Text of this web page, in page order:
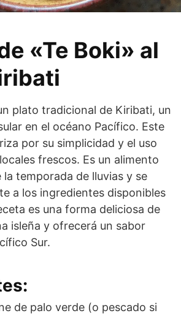
«Te Boki» al
plato tradicional de Kiribati, un
en el océano Pacífico. Este
por su simplicidad y el uso
frescos. Es un alimento
la temporada de lluvias y se
a los ingredientes disponibles
es una forma deliciosa de
isleña y ofrecerá un sabor
Sur.
de palo verde (o pescado si